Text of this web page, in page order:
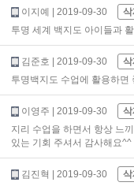
이지예 | 2019-09-30 삭
투명 세계 백지도 아이들과
김준호 | 2019-09-30 삭
투명백지도 수업에 활용하면
이영주 | 2019-09-30 삭
지리 수업을 하면서 항상 느
있는 기회 주셔서 감사해요^^
김진혁 | 2019-09-30 삭